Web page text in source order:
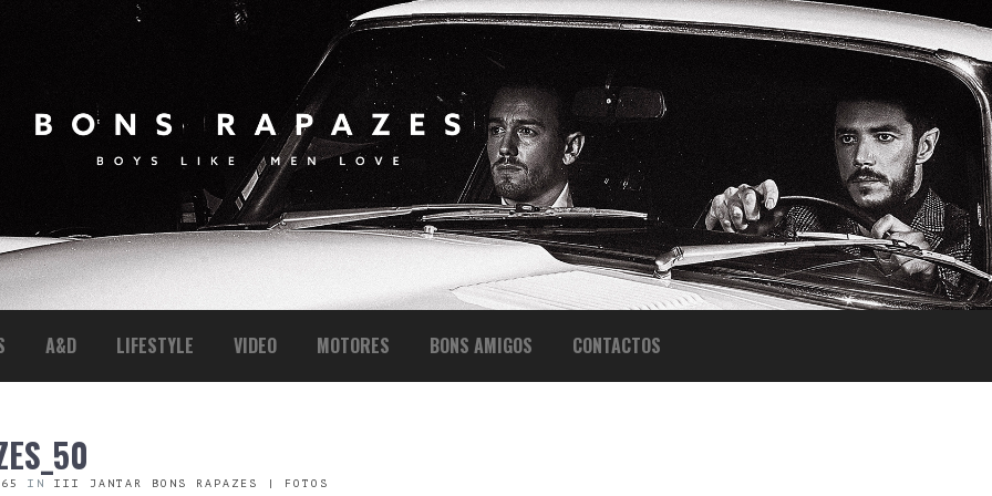
A&D LIFESTYLE VIDEO MOTORES BONS AMIGOS CONTACTOS
IN III JANTAR BONS RAPAZES | FOTOS